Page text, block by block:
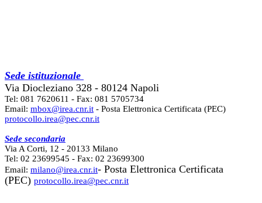
Sede istituzionale
Via Diocleziano 328 - 80124 Napoli
Tel: 081 7620611 - Fax: 081 5705734
Email: mbox@irea.cnr.it - Posta Elettronica Certificata (PEC)
protocollo.irea@pec.cnr.it
Sede secondaria
Via A Corti, 12 - 20133 Milano
Tel: 02 23699545 - Fax: 02 23699300
Email: milano@irea.cnr.it- Posta Elettronica Certificata
(PEC) protocollo.irea@pec.cnr.it